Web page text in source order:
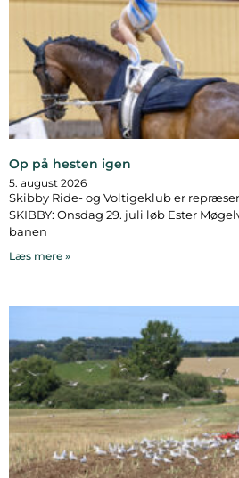
Op på hesten igen
5. august 2026
Skibby Ride- og Voltigeklub er
SKIBBY: Onsdag 29. juli løb Ester
banen
Læs mere »